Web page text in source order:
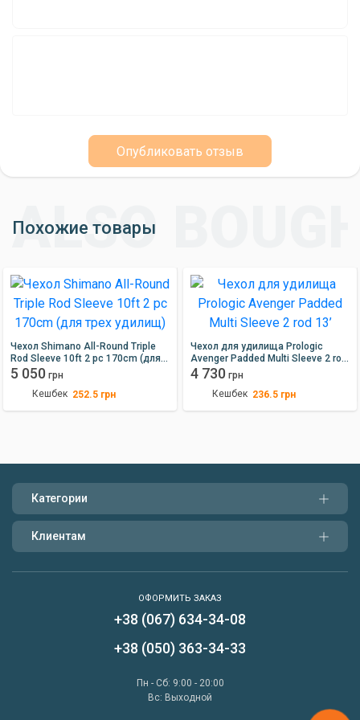
Опубликовать отзыв
Похожие товары
Чехол Shimano All-Round Triple
Rod Sleeve 10ft 2 pc 170cm (для
трех удилищ)
5 050 грн
Кешбек 252.5 грн
Чехол для удилища Prologic
Avenger Padded Multi Sleeve 2 rod
13’
4 730 грн
Кешбек 236.5 грн
Категории
Клиентам
ОФОРМИТЬ ЗАКАЗ
+38 (067) 634-34-08
+38 (050) 363-34-33
Пн - Сб: 9:00 - 20:00
Вс: Выходной